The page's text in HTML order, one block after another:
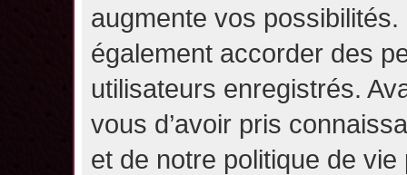
augmente vos possibilités.
également accorder des
utilisateurs enregistrés.
vous d’avoir pris
et de notre politique de